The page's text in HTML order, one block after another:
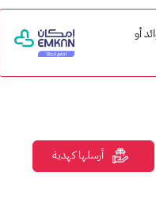
أو
أرسلها كهدية